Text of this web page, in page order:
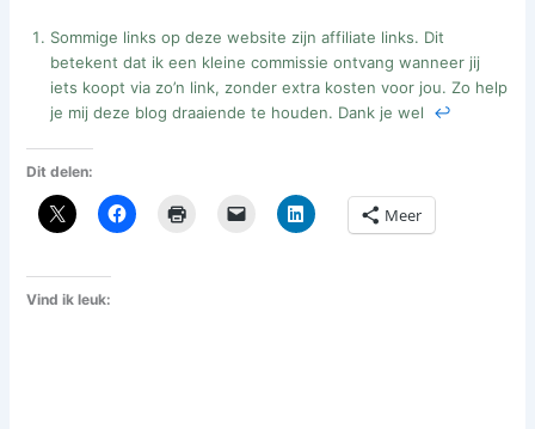
Sommige links op deze website zijn affiliate links. Dit
betekent dat ik een kleine commissie ontvang wanneer jij
iets koopt via zo’n link, zonder extra kosten voor jou. Zo help
je mij deze blog draaiende te houden. Dank je wel ↩︎
Dit delen:
Meer
Vind ik leuk: